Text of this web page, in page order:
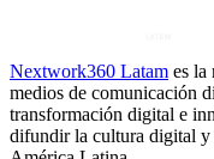
Nextwork360 Latam es la
medios de comunicación
transformación digital e
difundir la cultura digital y